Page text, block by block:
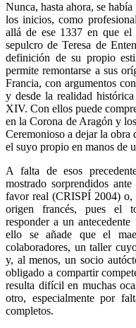
Nunca, hasta ahora, se
los inicios, como
allá de ese 1337 en que el
sepulcro de Teresa de
definición de su propio
permite remontarse a sus
Francia, con argumentos
y desde la realidad
XIV. Con ellos puede
en la Corona de Aragón y
Ceremonioso a dejar la obra
el suyo propio en manos de
A falta de esos
mostrado sorprendidos
favor real (CRISPÍ 2004) o,
origen francés, pues el
responder a un
ello se añade que el
colaboradores, un taller
y, al menos, un socio
obligado a compartir
resulta difícil en muchas
otro, especialmente por
completos.